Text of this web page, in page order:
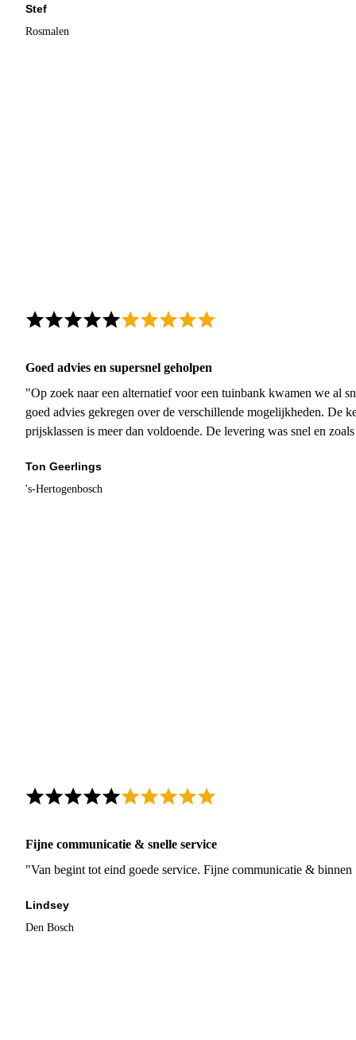
Stef
Rosmalen
Goed advies en supersnel geholpen
"Op zoek naar een alternatief voor een tuinbank kwamen we al
goed advies gekregen over de verschillende mogelijkheden. De
prijsklassen is meer dan voldoende. De levering was snel en
Ton Geerlings
's-Hertogenbosch
Fijne communicatie & snelle service
"Van begint tot eind goede service. Fijne communicatie &
Lindsey
Den Bosch